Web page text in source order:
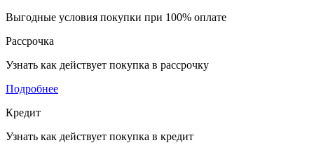
Выгодные условия покупки при 100% оплате
Рассрочка
Узнать как действует покупка в рассрочку
Подробнее
Кредит
Узнать как действует покупка в кредит